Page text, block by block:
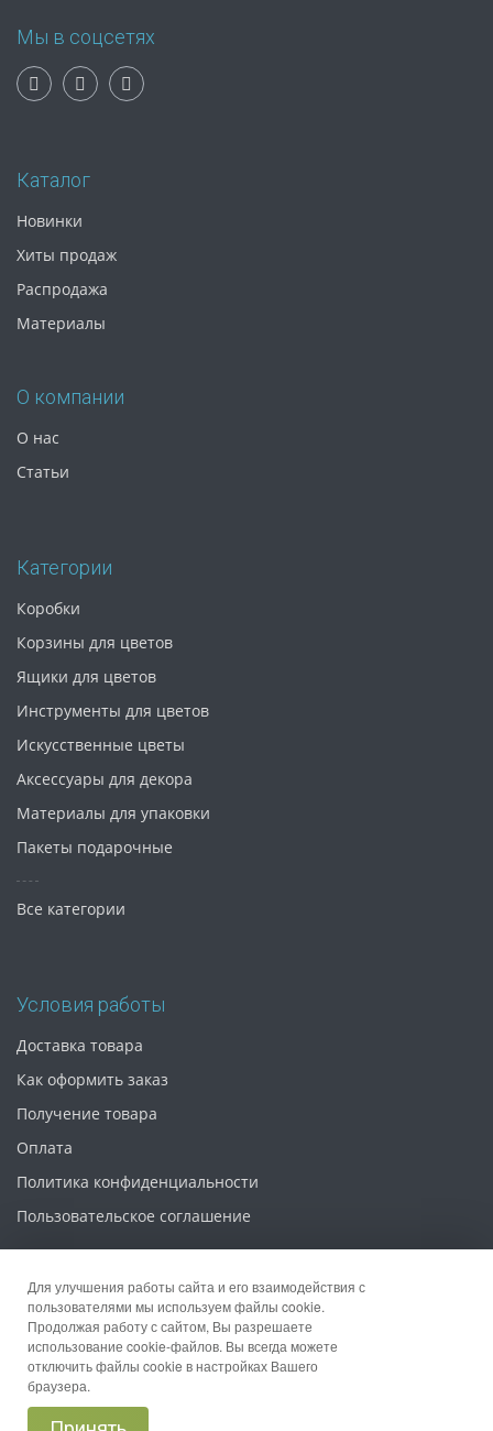
Мы в соцсетях
Каталог
Новинки
Хиты продаж
Распродажа
Материалы
О компании
О нас
Статьи
Категории
Коробки
Корзины для цветов
Ящики для цветов
Инструменты для цветов
Искусственные цветы
Аксессуары для декора
Материалы для упаковки
Пакеты подарочные
Все категории
Условия работы
Доставка товара
Как оформить заказ
Получение товара
Оплата
Политика конфиденциальности
Пользовательское соглашение
© 2026 Интернет магазин «Упаковка 52»
Для улучшения работы сайта и его взаимодействия с
пользователями мы используем файлы cookie.
Продолжая работу с сайтом, Вы разрешаете
использование cookie-файлов. Вы всегда можете
отключить файлы cookie в настройках Вашего
браузера.